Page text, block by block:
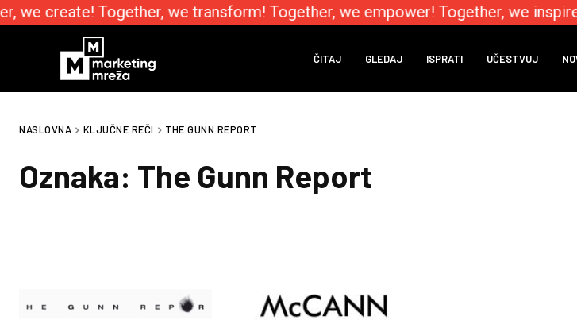
we create! Together, we transform! Together, we empower! Together, we
ČITAJ GLEDAJ ISPRATI UČESTVUJ
NASLOVNA KLJUČNE REČI THE GUNN REPORT
Oznaka: The Gunn Report